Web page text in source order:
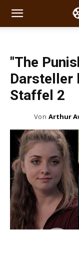
"The
Darsteller
Staffel 2
Von Arthur